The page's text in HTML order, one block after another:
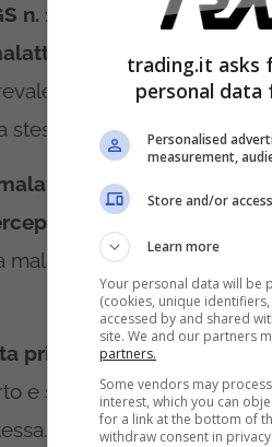
n. 1488/2015 stabilisce
e le integrazioni
è stata
stessa Cassazione. La
subentrata durante
la CIG,
che in questo
prima della CIG,
e squadra, il lavoratore in
Ma se la sospensione
trading.it asks
personal data
Personalised
measurement,
Store and/or
Learn more
Your personal data will be
(cookies, unique
accessed by and shared
site. We and our partners
partners.
Some vendors may
interest, which you can
for a link at the bottom of
withdraw consent in